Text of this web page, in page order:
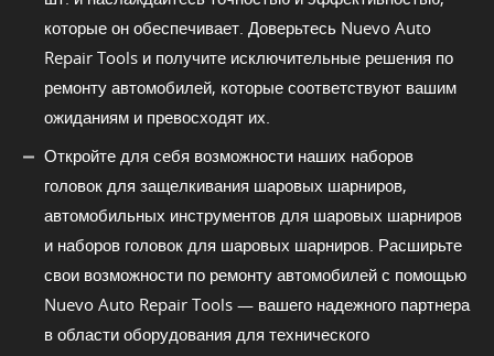
которые он обеспечивает. Доверьтесь Nuevo Auto
Repair Tools и получите исключительные решения по
ремонту автомобилей, которые соответствуют вашим
ожиданиям и превосходят их.
Откройте для себя возможности наших наборов
головок для защелкивания шаровых шарниров,
автомобильных инструментов для шаровых шарниров
и наборов головок для шаровых шарниров. Расширьте
свои возможности по ремонту автомобилей с помощью
Nuevo Auto Repair Tools — вашего надежного партнера
в области оборудования для технического